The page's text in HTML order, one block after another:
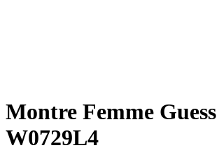
Montre Femme
W0729L4